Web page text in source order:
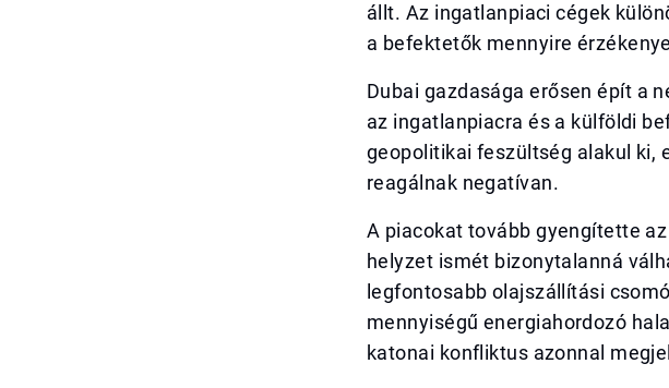
állt. Az ingatlanpiaci cégek
a befektetők mennyire
Dubai gazdasága erősen épít a
az ingatlanpiacra és a külföldi
geopolitikai feszültség alakul ki,
reagálnak negatívan.
A piacokat tovább gyengítette
helyzet ismét bizonytalanná
legfontosabb olajszállítási
mennyiségű energiahordozó
katonai konfliktus azonnal